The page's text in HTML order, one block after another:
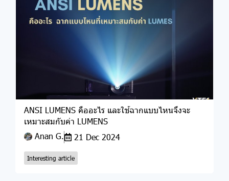
ANSI LUMENS คืออะไร และใช้ฉากแบบไหนจึงจะ
เหมาะสมกับค่า LUMENS
Anan G.
21 Dec 2024
Interesting article